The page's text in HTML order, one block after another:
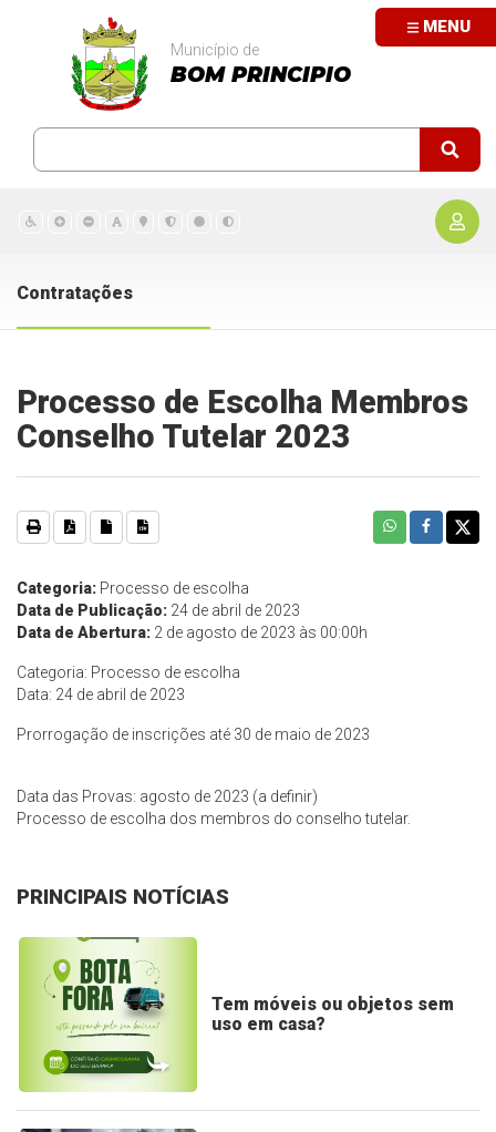
MENU
Município de
BOM PRINCIPIO
Contratações
Processo de Escolha Membros
Conselho Tutelar 2023
Categoria: Processo de escolha
Data de Publicação: 24 de abril de 2023
Data de Abertura: 2 de agosto de 2023 às 00:00h
Categoria: Processo de escolha
Data: 24 de abril de 2023
Prorrogação de inscrições até 30 de maio de 2023
Data das Provas: agosto de 2023 (a definir)
Processo de escolha dos membros do conselho tutelar.
PRINCIPAIS NOTÍCIAS
Tem móveis ou objetos sem
uso em casa?